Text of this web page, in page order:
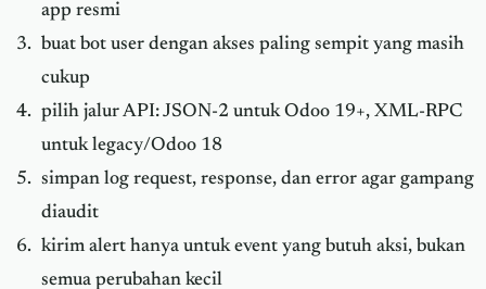
app resmi
buat bot user dengan akses paling sempit yang masih
cukup
pilih jalur API: JSON-2 untuk Odoo 19+, XML-RPC
untuk legacy/Odoo 18
simpan log request, response, dan error agar gampang
diaudit
kirim alert hanya untuk event yang butuh aksi, bukan
semua perubahan kecil